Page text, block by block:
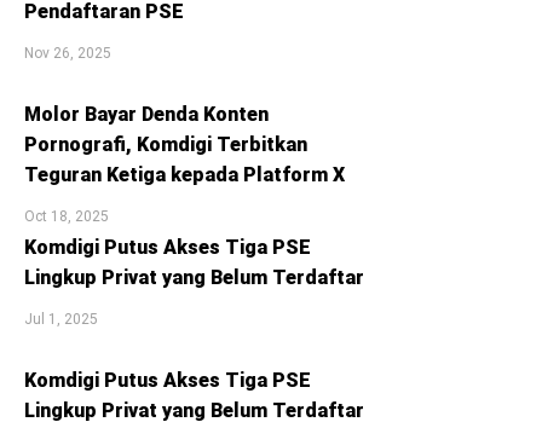
Pendaftaran PSE
Nov 26, 2025
Molor Bayar Denda Konten
Pornografi, Komdigi Terbitkan
Teguran Ketiga kepada Platform X
Oct 18, 2025
Komdigi Putus Akses Tiga PSE
Lingkup Privat yang Belum Terdaftar
Jul 1, 2025
Komdigi Putus Akses Tiga PSE
Lingkup Privat yang Belum Terdaftar